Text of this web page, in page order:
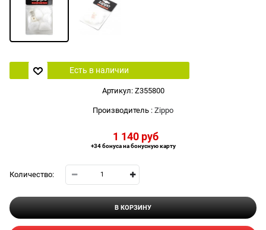
Есть в наличии
Артикул: Z355800
Производитель : Zippo
1 140 руб
+34 бонуса на бонусную карту
Количество:
В КОРЗИНУ